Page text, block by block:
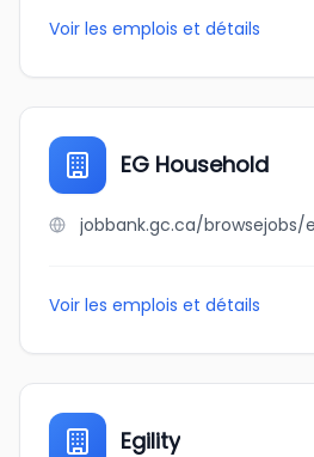
Voir les emplois et détails
EG Household
Voir les emplois et détails
Egility